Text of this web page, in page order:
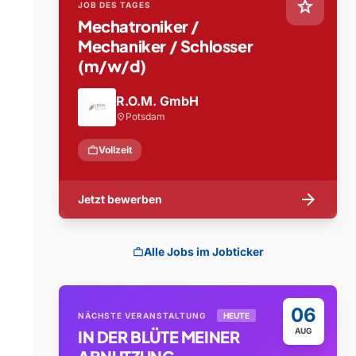
star
JOB DES TAGES
Mechatroniker /
Mechaniker / Schlosser
(m/w/d)
R.O.M. GmbH
location_on Potsdam
workVollzeit
Jetzt bewerben arrow_forward
workAlle Jobs im Jobticker
06
AUG
NÄCHSTE VERANSTALTUNG HEUTE
IN DER BLÜTE MEINER